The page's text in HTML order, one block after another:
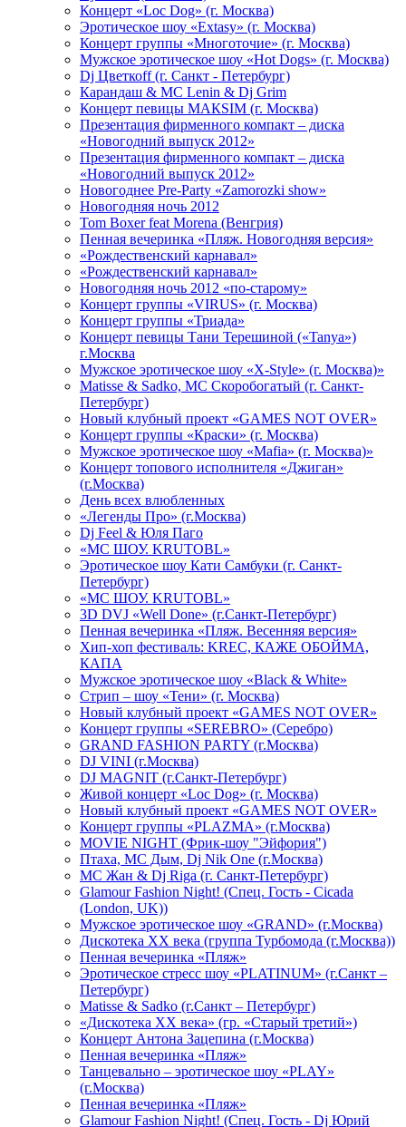
Концерт «Loc Dog» (г. Москва)
Эротическое шоу «Extasy» (г. Москва)
Концерт группы «Многоточие» (г. Москва)
Мужское эротическое шоу «Hot Dogs» (г. Москва)
Dj Цветкоff (г. Санкт - Петербург)
Карандаш & МС Lenin & Dj Grim
Концерт певицы МАКSIМ (г. Москва)
Презентация фирменного компакт – диска
«Новогодний выпуск 2012»
Презентация фирменного компакт – диска
«Новогодний выпуск 2012»
Новогоднее Pre-Party «Zamorozki show»
Новогодняя ночь 2012
Tom Boxer feat Morena (Венгрия)
Пенная вечеринка «Пляж. Новогодняя версия»
«Рождественский карнавал»
«Рождественский карнавал»
Новогодняя ночь 2012 «по-старому»
Концерт группы «VIRUS» (г. Москва)
Концерт группы «Триада»
Концерт певицы Тани Терешиной («Tanya»)
г.Москва
Мужское эротическое шоу «X-Style» (г. Москва)»
Matissе & Sadko, MC Скоробогатый (г. Санкт-
Петербург)
Новый клубный проект «GAMES NOT OVER»
Концерт группы «Краски» (г. Москва)
Мужское эротическое шоу «Mafia» (г. Москва)»
Концерт топового исполнителя «Джиган»
(г.Москва)
День всех влюбленных
«Легенды Про» (г.Москва)
Dj Feel & Юля Паго
«МС ШОУ. KRUTOBL»
Эротическое шоу Кати Самбуки (г. Санкт-
Петербург)
«МС ШОУ. KRUTOBL»
3D DVJ «Well Done» (г.Санкт-Петербург)
Пенная вечеринка «Пляж. Весенняя версия»
Хип-хоп фестиваль: KREC, КАЖЕ ОБОЙМА,
КАПА
Мужское эротическое шоу «Black & White»
Стрип – шоу «Тени» (г. Москва)
Новый клубный проект «GAMES NOT OVER»
Концерт группы «SEREBRO» (Серебро)
GRAND FASHION PARTY (г.Москва)
DJ VINI (г.Москва)
DJ MAGNIT (г.Санкт-Петербург)
Живой концерт «Loc Dog» (г. Москва)
Новый клубный проект «GAMES NOT OVER»
Концерт группы «PLAZMA» (г.Москва)
MOVIE NIGHT (Фрик-шоу "Эйфория")
Птаха, МС Дым, Dj Nik One (г.Москва)
МС Жан & Dj Riga (г. Санкт-Петербург)
Glamour Fashion Night! (Спец. Гость - Cicada
(London, UK))
Мужское эротическое шоу «GRAND» (г.Москва)
Дискотека XX века (группа Турбомода (г.Москва))
Пенная вечеринка «Пляж»
Эротическое стресс шоу «PLATINUM» (г.Санкт –
Петербург)
Matisse & Sadko (г.Санкт – Петербург)
«Дискотека ХХ века» (гр. «Старый третий»)
Концерт Антона Зацепина (г.Москва)
Пенная вечеринка «Пляж»
Танцевально – эротическое шоу «PLAY»
(г.Москва)
Пенная вечеринка «Пляж»
Glamour Fashion Night! (Спец. Гость - Dj Юрий